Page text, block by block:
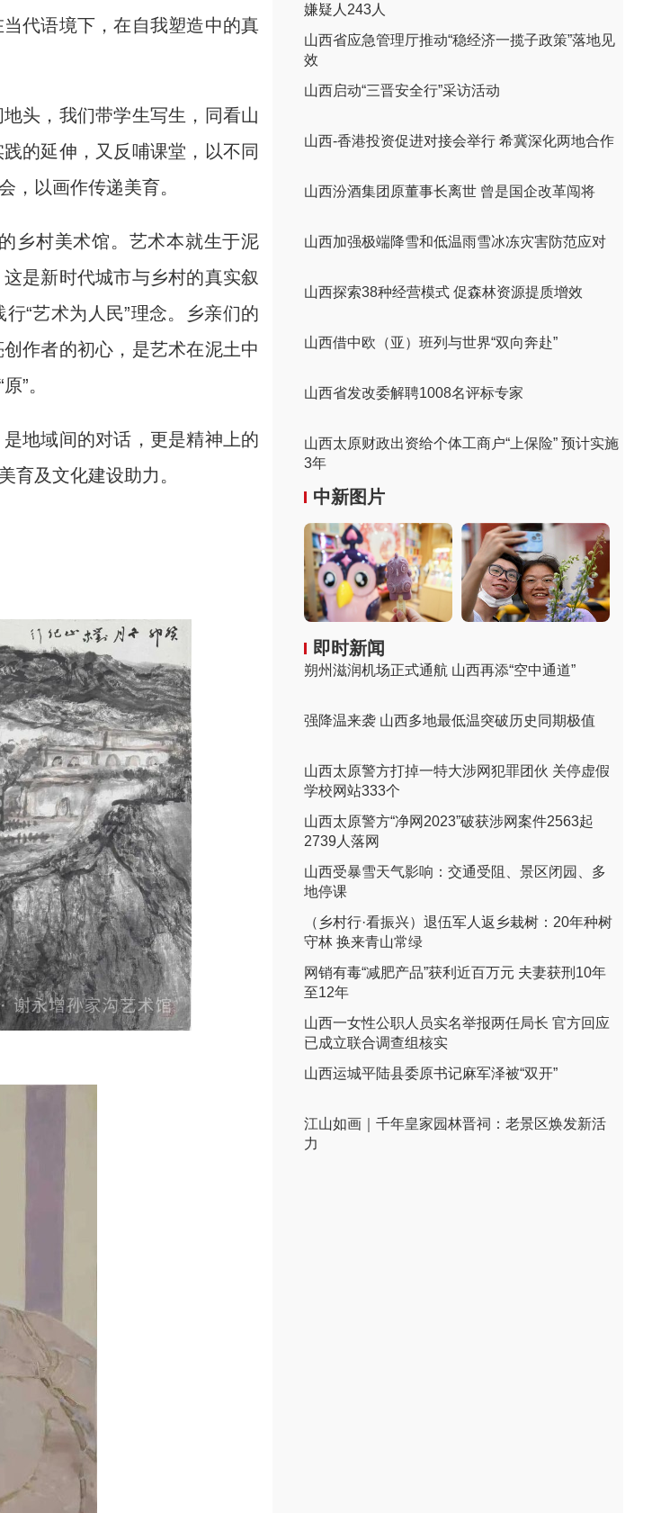
代语境下，在自我塑造中的真
头，我们带学生写生，同看山
的延伸，又反哺课堂，以不同
，以画作传递美育。
村美术馆。艺术本就生于泥
是新时代城市与乡村的真实叙
“艺术为人民”理念。乡亲们的
作者的初心，是艺术在泥土中
”。
地域间的对话，更是精神上的
育及文化建设助力。
嫌疑人243人
山西省应急管理厅推动“稳经济一揽子政策”落地见
效
山西启动“三晋安全行”采访活动
山西-香港投资促进对接会举行 希冀深化两地合作
山西汾酒集团原董事长离世 曾是国企改革闯将
山西加强极端降雪和低温雨雪冰冻灾害防范应对
山西探索38种经营模式 促森林资源提质增效
山西借中欧（亚）班列与世界“双向奔赴”
山西省发改委解聘1008名评标专家
山西太原财政出资给个体工商户“上保险” 预计实施
3年
中新图片
即时新闻
朔州滋润机场正式通航 山西再添“空中通道”
强降温来袭 山西多地最低温突破历史同期极值
山西太原警方打掉一特大涉网犯罪团伙 关停虚假
学校网站333个
山西太原警方“净网2023”破获涉网案件2563起
2739人落网
山西受暴雪天气影响：交通受阻、景区闭园、多
地停课
（乡村行·看振兴）退伍军人返乡栽树：20年种树
守林 换来青山常绿
网销有毒“减肥产品”获利近百万元 夫妻获刑10年
至12年
山西一女性公职人员实名举报两任局长 官方回应
已成立联合调查组核实
山西运城平陆县委原书记麻军泽被“双开”
江山如画｜千年皇家园林晋祠：老景区焕发新活
力